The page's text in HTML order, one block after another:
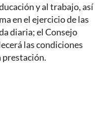
y al trabajo, así
en el ejercicio de las
diaria; el Consejo
las condiciones
prestación.